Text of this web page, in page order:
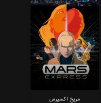
مریخ اکسپرس